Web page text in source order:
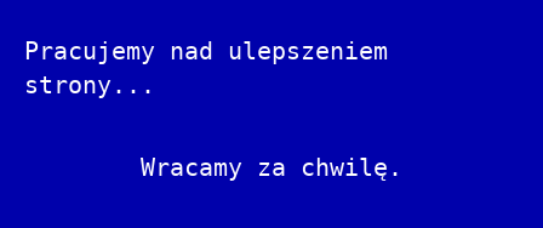
Pracujemy nad ulepszeniem
strony...
Wracamy za chwilę.